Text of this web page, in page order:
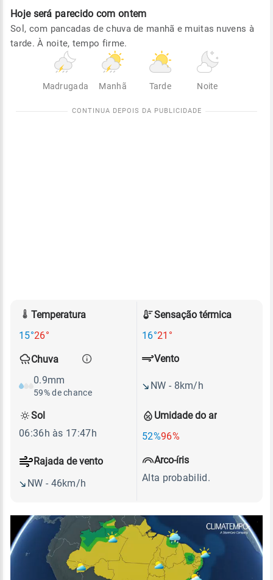
Hoje será parecido com ontem
Sol, com pancadas de chuva de manhã e muitas nuvens à
tarde. À noite, tempo firme.
Madrugada Manhã Tarde Noite
Temperatura
15°26°
Sensação térmica
16°21°
Chuva
0.9mm
59% de chance
Umidade do ar
52%96%
Vento
NW - 8km/h
Rajada de vento
NW - 46km/h
Sol
06:36h às 17:47h
Arco-íris
Alta probabilid.